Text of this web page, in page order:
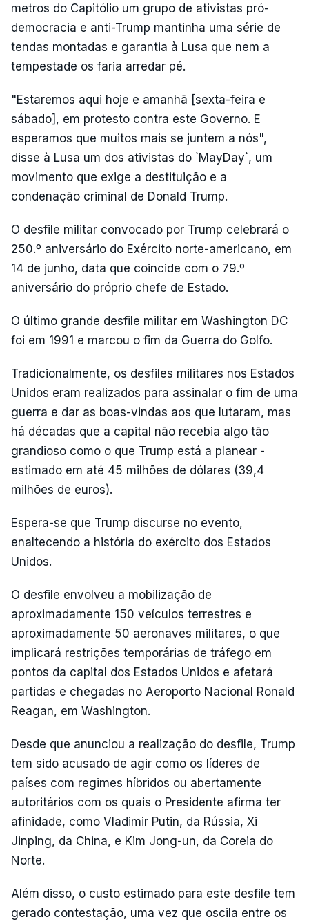
metros do Capitólio um grupo de ativistas pró-
democracia e anti-Trump mantinha uma série de
tendas montadas e garantia à Lusa que nem a
tempestade os faria arredar pé.
"Estaremos aqui hoje e amanhã [sexta-feira e
sábado], em protesto contra este Governo. E
esperamos que muitos mais se juntem a nós",
disse à Lusa um dos ativistas do `MayDay`, um
movimento que exige a destituição e a
condenação criminal de Donald Trump.
O desfile militar convocado por Trump celebrará o
250.º aniversário do Exército norte-americano, em
14 de junho, data que coincide com o 79.º
aniversário do próprio chefe de Estado.
O último grande desfile militar em Washington DC
foi em 1991 e marcou o fim da Guerra do Golfo.
Tradicionalmente, os desfiles militares nos Estados
Unidos eram realizados para assinalar o fim de uma
guerra e dar as boas-vindas aos que lutaram, mas
há décadas que a capital não recebia algo tão
grandioso como o que Trump está a planear -
estimado em até 45 milhões de dólares (39,4
milhões de euros).
Espera-se que Trump discurse no evento,
enaltecendo a história do exército dos Estados
Unidos.
O desfile envolveu a mobilização de
aproximadamente 150 veículos terrestres e
aproximadamente 50 aeronaves militares, o que
implicará restrições temporárias de tráfego em
pontos da capital dos Estados Unidos e afetará
partidas e chegadas no Aeroporto Nacional Ronald
Reagan, em Washington.
Desde que anunciou a realização do desfile, Trump
tem sido acusado de agir como os líderes de
países com regimes híbridos ou abertamente
autoritários com os quais o Presidente afirma ter
afinidade, como Vladimir Putin, da Rússia, Xi
Jinping, da China, e Kim Jong-un, da Coreia do
Norte.
Além disso, o custo estimado para este desfile tem
gerado contestação, uma vez que oscila entre os